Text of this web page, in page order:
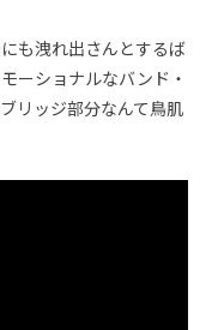
も洩れ出さんとするば
ーショナルなバンド・
リッジ部分なんて鳥肌